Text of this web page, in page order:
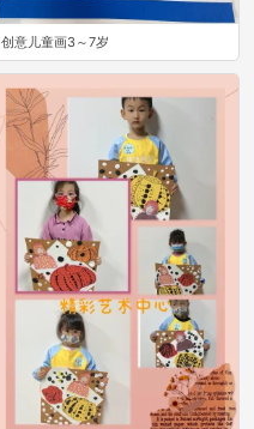
创意儿童画3～7岁
0